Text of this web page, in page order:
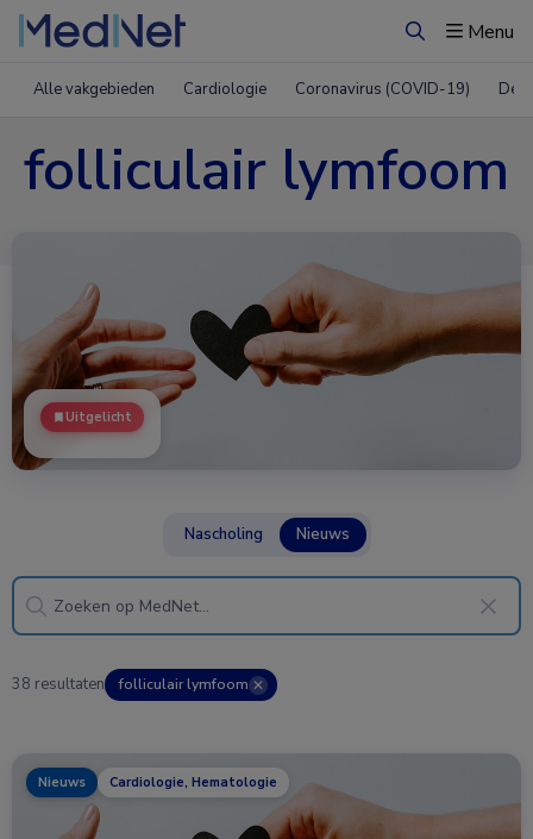
ZoekenMenu
Alle vakgebieden Cardiologie Coronavirus (COVID-19)
folliculair lymfoom
Uitgelicht
Nascholing Nieuws
38 resultaten folliculair lymfoom ✕
Nieuws Cardiologie, Hematologie